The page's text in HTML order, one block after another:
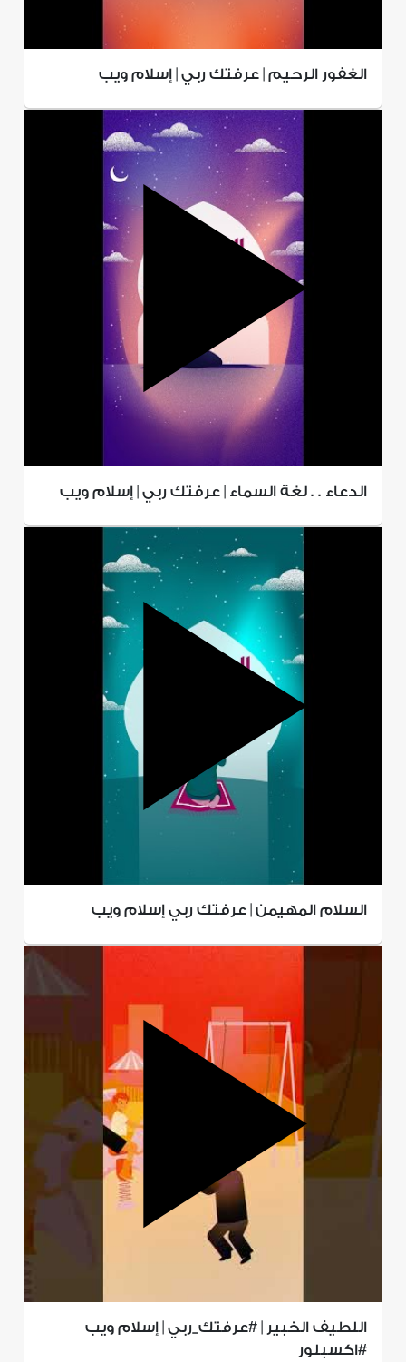
الغفور الرحيم | عرفتك ربي | إسلام ويب
الدعاء . . لغة السماء | عرفتك ربي | إسلام ويب
السلام المهيمن | عرفتك ربي إسلام ويب
اللطيف الخبير | #عرفتك_ربي | إسلام ويب
#اكسبلور